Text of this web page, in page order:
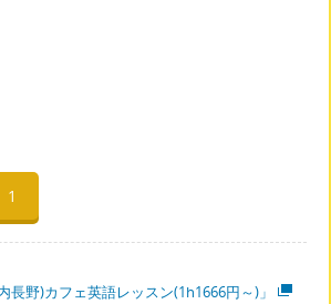
1
長野)カフェ英語レッスン(1h1666円～)」